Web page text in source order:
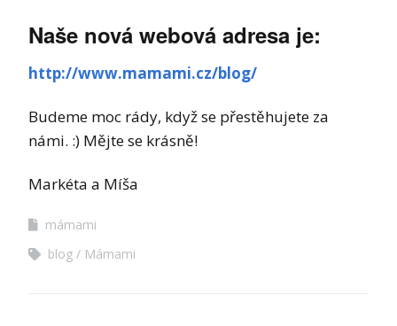
Naše nová webová adresa je:
http://www.mamami.cz/blog/
Budeme moc rády, když se přestěhujete za
námi. :) Mějte se krásně!
Markéta a Míša
mámami
blog
Mámami